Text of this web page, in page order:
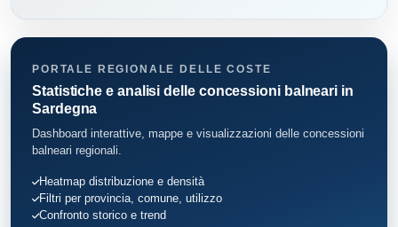
PORTALE REGIONALE DELLE COSTE
Statistiche e analisi delle concessioni balneari in
Sardegna
Dashboard interattive, mappe e visualizzazioni delle concessioni
balneari regionali.
Heatmap distribuzione e densità
Filtri per provincia, comune, utilizzo
Confronto storico e trend